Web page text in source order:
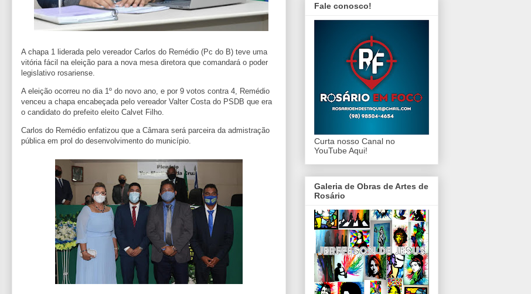
A chapa 1 liderada pelo vereador Carlos do Remédio (Pc do B) teve uma
vitória fácil na eleição para a nova mesa diretora que comandará o poder
legislativo rosariense.
A eleição ocorreu no dia 1º do novo ano, e por 9 votos contra 4, Remédio
venceu a chapa encabeçada pelo vereador Valter Costa do PSDB que era
o candidato do prefeito eleito Calvet Filho.
Carlos do Remédio enfatizou que a Câmara será parceira da admistração
pública em prol do desenvolvimento do município.
Fale conosco!
Curta nosso Canal no
YouTube Aqui!
Galeria de Obras de Artes de
Rosário